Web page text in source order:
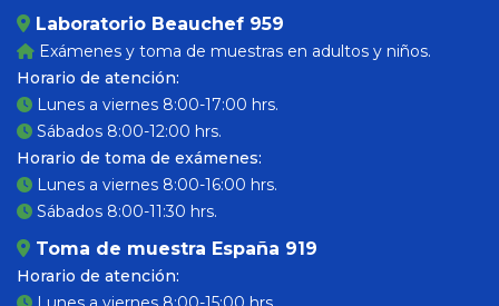
Laboratorio Beauchef 959
Exámenes y toma de muestras en adultos y niños.
Horario de atención:
Lunes a viernes 8:00-17:00 hrs.
Sábados 8:00-12:00 hrs.
Horario de toma de exámenes:
Lunes a viernes 8:00-16:00 hrs.
Sábados 8:00-11:30 hrs.
Toma de muestra España 919
Horario de atención: